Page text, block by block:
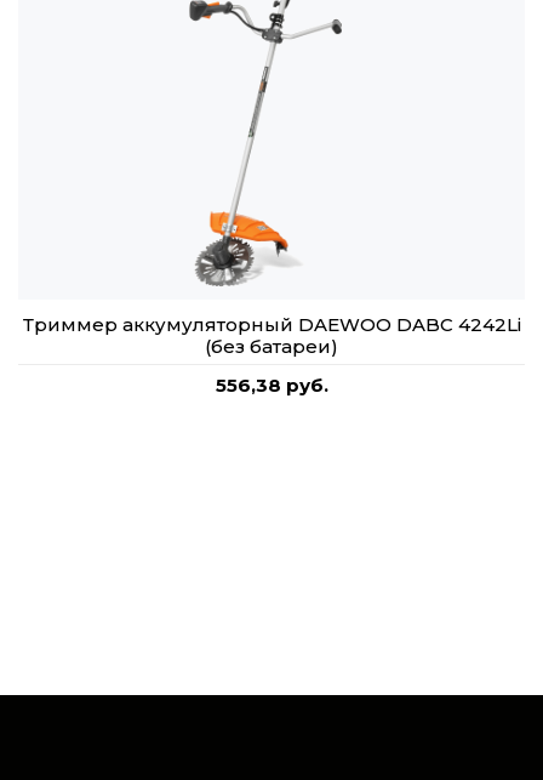
Триммер аккумуляторный DAEWOO DABC 4242Li
(без батареи)
556,38 руб.